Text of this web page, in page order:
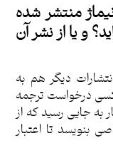
منتشر شده
و یا از نشر آن
دیگر هم به
کسی درخواست ترجمه
به جایی رسید که از
بنویسد تا اعتبار